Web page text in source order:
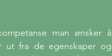
man ønsker å
ut fra de egenskaper og